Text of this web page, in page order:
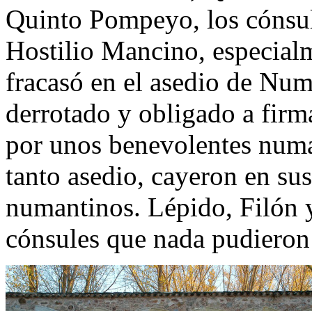
Quinto Pompeyo, los
Hostilio Mancino,
fracasó en el asedio de
derrotado y obligado a
por unos benevolentes
tanto asedio, cayeron en
numantinos. Lépido, Filón
cónsules que nada